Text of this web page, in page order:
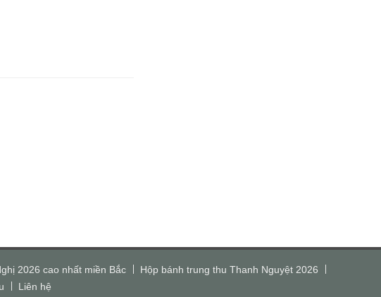
2026 cao nhất miền Bắc
Hộp bánh trung thu Thanh Nguyệt 2026
Liên hệ